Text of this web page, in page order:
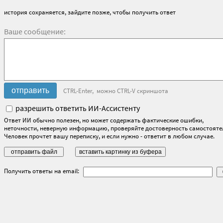
история сохраняется, зайдите позже, чтобы получить ответ
Ваше сообщение:
CTRL-Enter, можно CTRL-V скриншота
разрешить ответить ИИ-Ассистенту
Ответ ИИ обычно полезен, но может содержать фактические ошибки,
неточности, неверную информацию, проверяйте достоверность
Человек прочтет вашу переписку, и если нужно - ответит в любом случае.
Получить ответы на email: